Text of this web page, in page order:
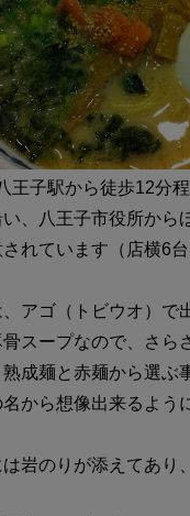
王子駅から徒歩12分
、八王子市役所から
れています（店横6台
アゴ（トビウオ）で
スープなので、さら
成麺と赤麺から選ぶ
から想像出来るよう
は岩のりが添えてあり